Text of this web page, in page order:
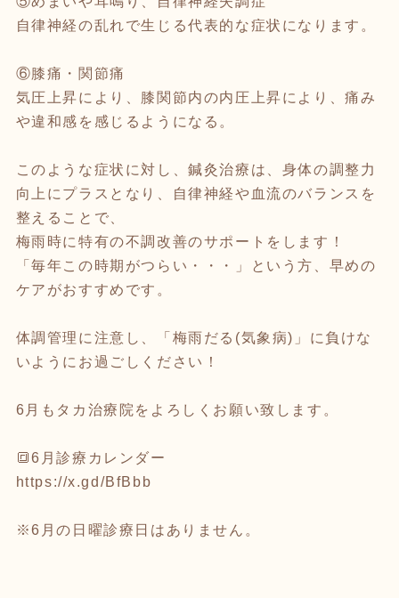
自律神経の乱れで生じる代表的な症状になります。
⑥膝痛・関節痛
気圧上昇により、膝関節内の内圧上昇により、痛み
や違和感を感じるようになる。
このような症状に対し、鍼灸治療は、身体の調整力
向上にプラスとなり、自律神経や血流のバランスを
整えることで、
梅雨時に特有の不調改善のサポートをします！
「毎年この時期がつらい・・・」という方、早めの
ケアがおすすめです。
体調管理に注意し、「梅雨だる(気象病)」に負けな
いようにお過ごしください！
6月もタカ治療院をよろしくお願い致します。
🔳6月診療カレンダー
https://x.gd/BfBbb
※6月の日曜診療日はありません。